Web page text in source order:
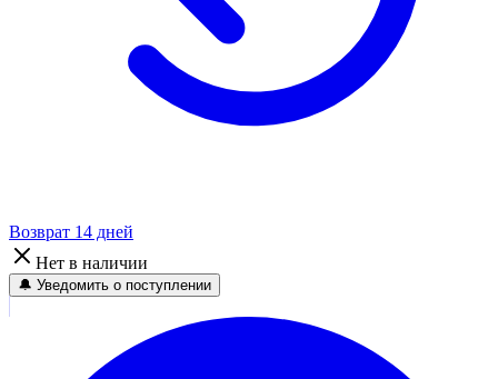
Возврат 14 дней
Нет в наличии
🔔 Уведомить о поступлении